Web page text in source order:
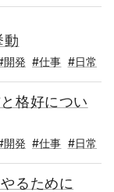
動
開発 #仕事 #日常
格好につい
開発 #仕事 #日常
るために